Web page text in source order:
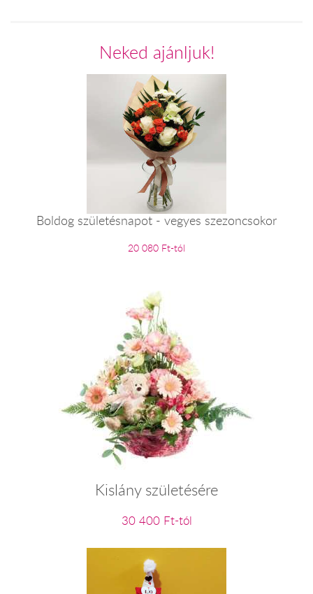
Neked ajánljuk!
Boldog születésnapot - vegyes szezoncsokor
20 080 Ft-tól
Kislány születésére
30 400 Ft-tól